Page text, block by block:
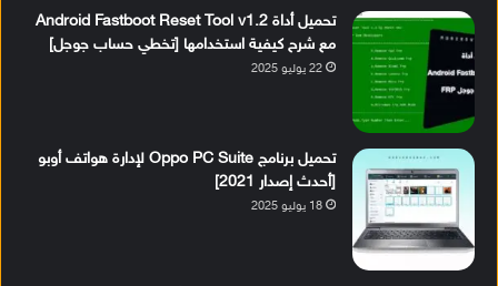
تحميل أداة Android Fastboot Reset Tool v1.2
مع شرح كيفية استخدامها [تخطي حساب جوجل]
22 يوليو 2025
تحميل برنامج Oppo PC Suite لإدارة هواتف أوبو
[أحدث إصدار 2021]
18 يوليو 2025